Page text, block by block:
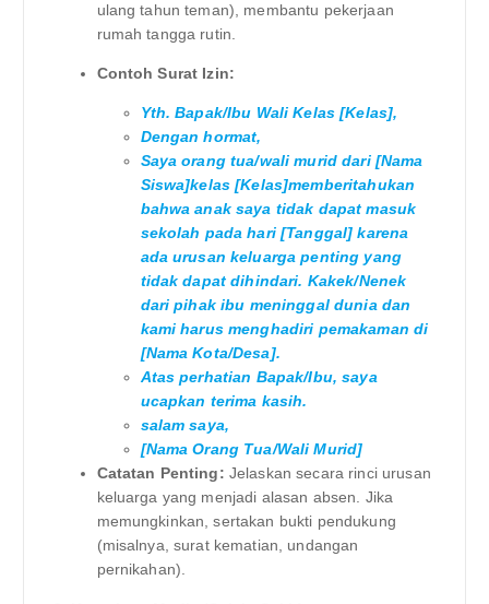
ulang tahun teman), membantu pekerjaan
rumah tangga rutin.
Contoh Surat Izin:
Yth. Bapak/Ibu Wali Kelas [Kelas],
Dengan hormat,
Saya orang tua/wali murid dari [Nama
Siswa]kelas [Kelas]memberitahukan
bahwa anak saya tidak dapat masuk
sekolah pada hari [Tanggal] karena
ada urusan keluarga penting yang
tidak dapat dihindari. Kakek/Nenek
dari pihak ibu meninggal dunia dan
kami harus menghadiri pemakaman di
[Nama Kota/Desa].
Atas perhatian Bapak/Ibu, saya
ucapkan terima kasih.
salam saya,
[Nama Orang Tua/Wali Murid]
Catatan Penting: Jelaskan secara rinci urusan
keluarga yang menjadi alasan absen. Jika
memungkinkan, sertakan bukti pendukung
(misalnya, surat kematian, undangan
pernikahan).